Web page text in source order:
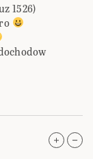
1526)